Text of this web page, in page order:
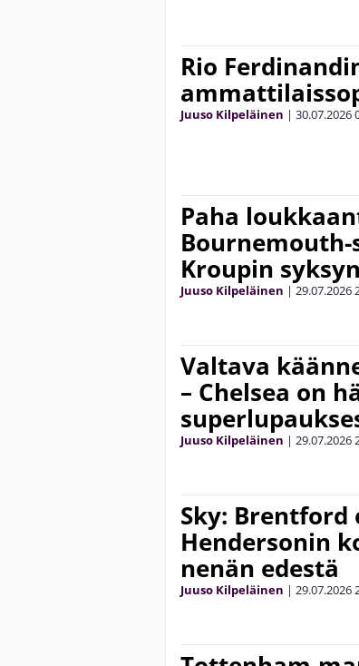
Rio
Juuso Kilpeläinen | 30.07.2026
Paha
Bournemouth-
Kroupin
Juuso Kilpeläinen | 29.07.2026
Valtava
– Chelsea on
Juuso Kilpeläinen | 29.07.2026
Sky: Brentford
Hendersonin
nenän edestä
Juuso Kilpeläinen | 29.07.2026